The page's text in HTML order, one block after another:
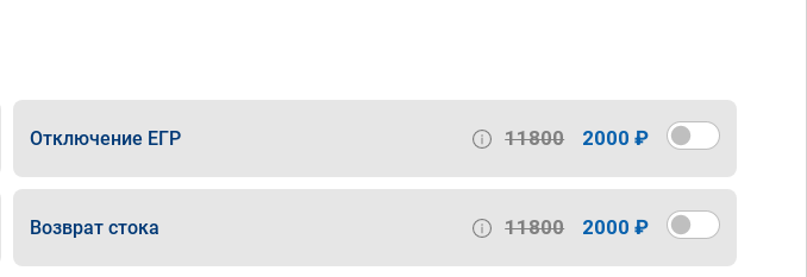
Отключение ЕГР 11800 2000 ₽
Возврат стока 11800 2000 ₽